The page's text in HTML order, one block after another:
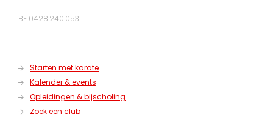
BE 0428.240.053
Starten met karate
Kalender & events
Opleidingen & bijscholing
Zoek een club